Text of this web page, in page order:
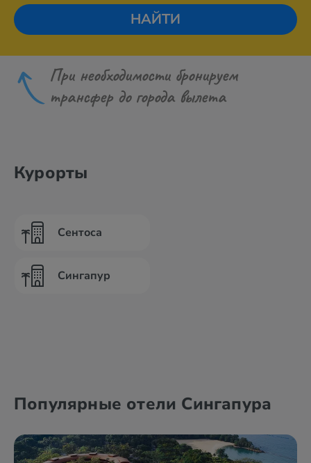
НАЙТИ
При необходимости бронируем
трансфер до города вылета
Курорты
Сентоса
Сингапур
Популярные отели Сингапура